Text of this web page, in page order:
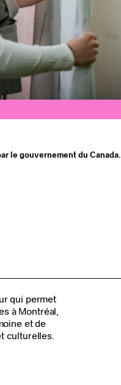
le gouvernement du Canada.
qui permet
à Montréal,
et de
culturelles.